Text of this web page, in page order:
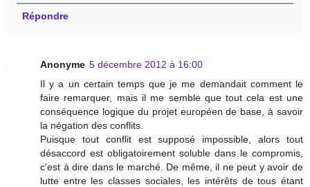
Répondre
Anonyme 5 décembre 2012 à 16:00
Il y a un certain temps que je me demandait comment le
faire remarquer, mais il me semble que tout cela est une
conséquence logique du projet européen de base, à savoir
la négation des conflits.
Puisque tout conflit est supposé impossible, alors tout
désaccord est obligatoirement soluble dans le compromis,
c'est à dire dans le marché. De même, il ne peut y avoir de
lutte entre les classes sociales, les intérêts de tous étant